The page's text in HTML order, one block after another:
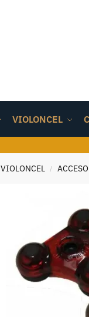
VIOLONCEL
VIOLONCEL /